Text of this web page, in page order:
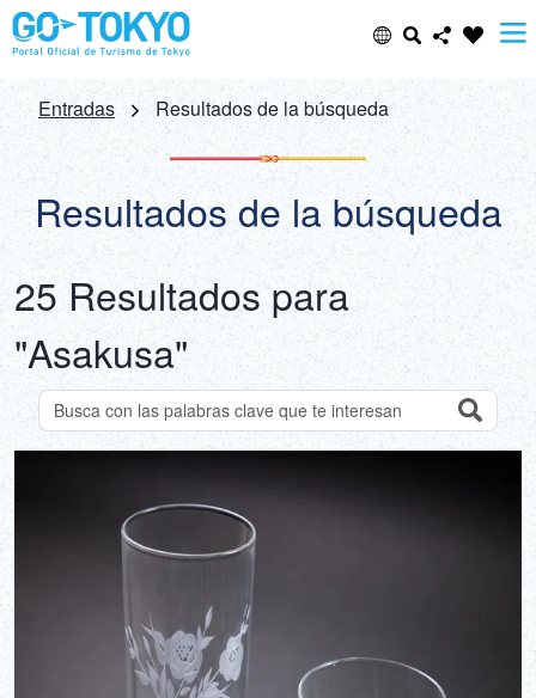
Select Language
日本語
ENGLISH
中文(简体)
中文(繁體/正體)
한글
DEUTSCH
Share this page
Email
Copy URL
Entradas Resultados de la búsqueda
Resultados de la búsqueda
25 Resultados para
"Asakusa"
Buscar atracciones por palabra clave